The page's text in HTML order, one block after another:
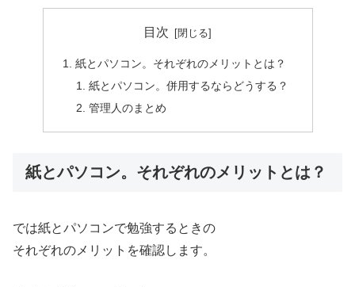
目次
紙とパソコン。それぞれのメリットとは？
紙とパソコン。併用するならどうする？
管理人のまとめ
紙とパソコン。それぞれのメリットとは？
では紙とパソコンで勉強するときの
それぞれのメリットを確認します。